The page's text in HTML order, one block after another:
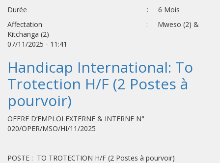
Durée : 6 Mois
Affectation : Mweso (2) &
Kitchanga (2)
07/11/2025 - 11:41
Handicap International: To
Trotection H/F (2 Postes à
pourvoir)
OFFRE D’EMPLOI EXTERNE & INTERNE N°
020/OPER/MSO/HI/11/2025
POSTE : TO TROTECTION H/F (2 Postes à pourvoir)